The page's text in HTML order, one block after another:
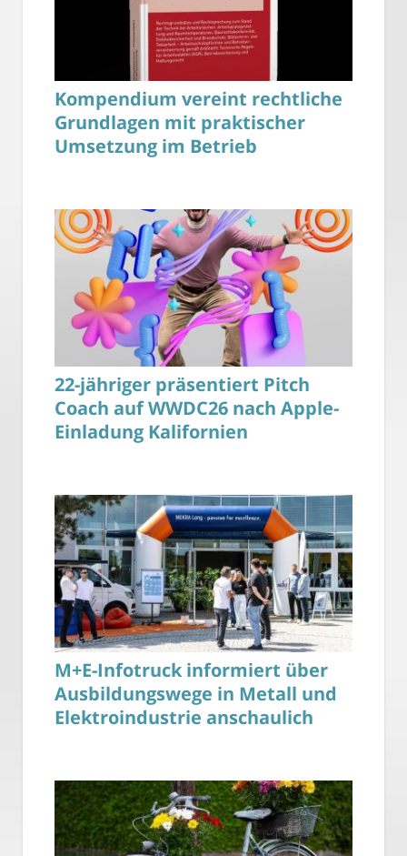
Kompendium vereint rechtliche
Grundlagen mit praktischer
Umsetzung im Betrieb
22-jähriger präsentiert Pitch
Coach auf WWDC26 nach Apple-
Einladung Kalifornien
M+E-Infotruck informiert über
Ausbildungswege in Metall und
Elektroindustrie anschaulich